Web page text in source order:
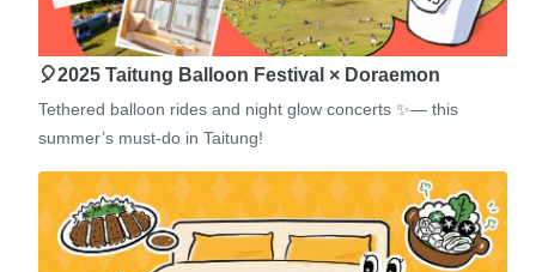
🎈2025 Taitung Balloon Festival × Doraemon
Tethered balloon rides and night glow concerts ✨— this
summer’s must-do in Taitung!